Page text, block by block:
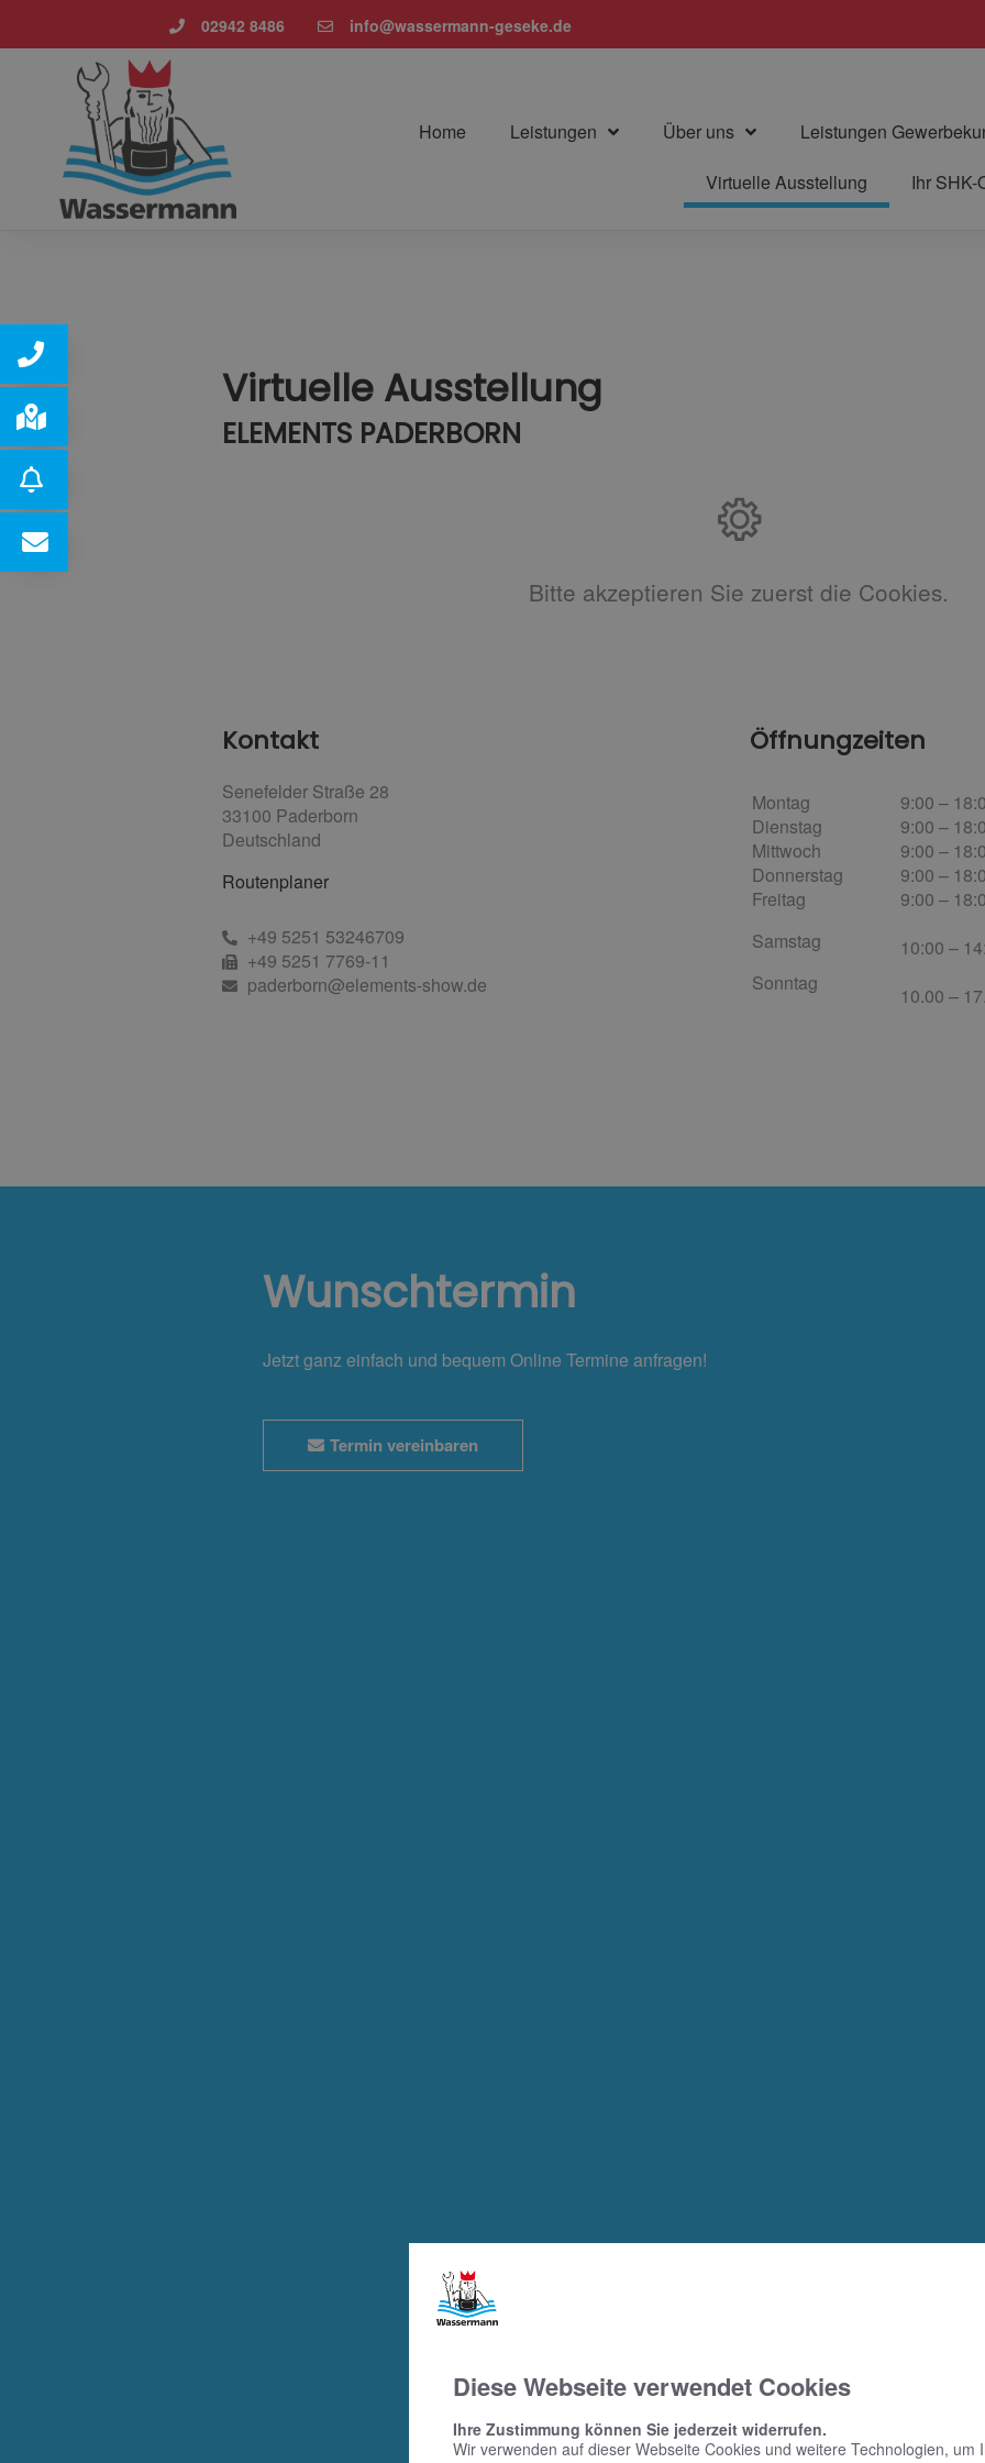
02942 8486 info@wassermann-geseke.de
Home Leistungen Über uns
Leistungen
Virtuelle Ausstellung
Ihr SHK-
Virtuelle Ausstellung
ELEMENTS PADERBORN
Bitte akzeptieren Sie zuerst die Cookies.
Kontakt
Senefelder Straße 28
33100 Paderborn
Deutschland
Routenplaner
+49 5251 53246709
+49 5251 7769-11
paderborn@elements-show.de
Öffnungzeiten
Montag
Dienstag
Mittwoch
Donnerstag
Freitag
Samstag
Sonntag
9:00 –
9:00 –
9:00 –
9:00 –
9:00 –
10:00 –
10.00 –
Wunschtermin
Jetzt ganz einfach und bequem Online Termine anfragen!
Termin vereinbaren
Diese Webseite verwendet Cookies
Ihre Zustimmung können Sie jederzeit widerrufen.
Wir verwenden auf dieser Webseite Cookies und weitere Technologien, um